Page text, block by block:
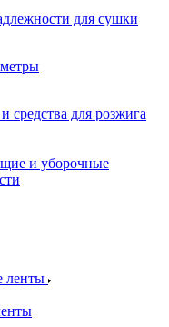
для сушки
средства для розжига
и уборочные
ленты